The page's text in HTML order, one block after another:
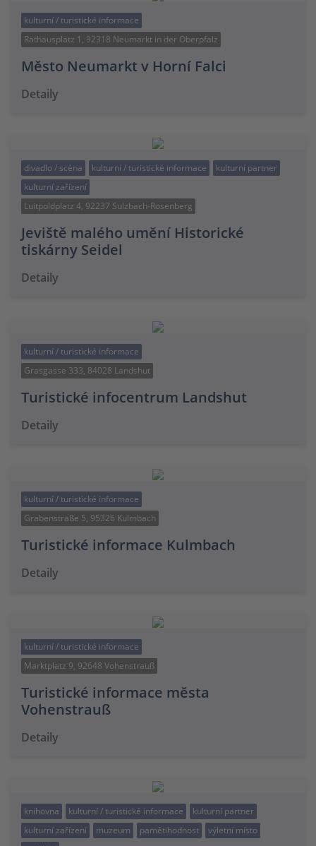
kulturní / turistické informace
Rathausplatz 1, 92318 Neumarkt in der Oberpfalz
Město Neumarkt v Horní Falci
Detaily
divadlo / scéna kulturní / turistické informace
kulturní partner
kulturní zařízení
Luitpoldplatz 4, 92237 Sulzbach-Rosenberg
Jeviště malého umění Historické
tiskárny Seidel
Detaily
kulturní / turistické informace
Grasgasse 333, 84028 Landshut
Turistické infocentrum Landshut
Detaily
kulturní / turistické informace
Grabenstraße 5, 95326 Kulmbach
Turistické informace Kulmbach
Detaily
kulturní / turistické informace
Marktplatz 9, 92648 Vohenstrauß
Turistické informace města
Vohenstrauß
Detaily
knihovna kulturní / turistické informace
kulturní partner
kulturní zařízení
muzeum pamětihodnost
výletní místo